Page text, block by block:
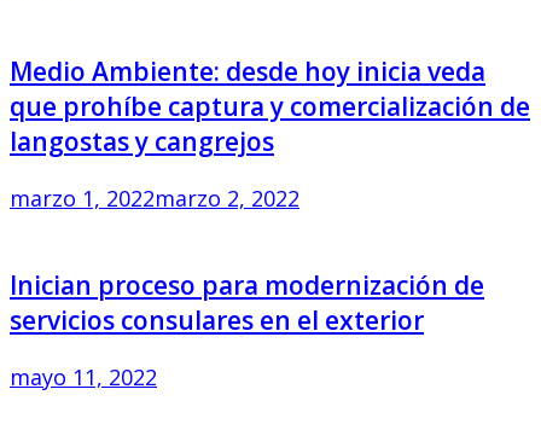
Medio Ambiente: desde hoy inicia veda
que prohíbe captura y comercialización de
langostas y cangrejos
marzo 1, 2022marzo 2, 2022
Inician proceso para modernización de
servicios consulares en el exterior
mayo 11, 2022